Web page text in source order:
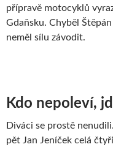
přípravě motocyklů
Gdaňsku. Chyběl
neměl sílu závodit.
Kdo nepoleví,
Diváci se prostě
pět Jan Jeníček celá